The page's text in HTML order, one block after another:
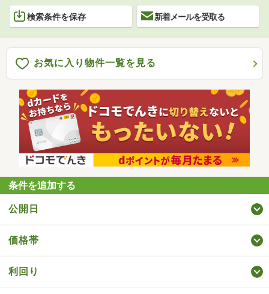
検索条件を保存 新着メールを受取る
お気に入り物件一覧を見る
条件を追加する
公開日
価格帯
利回り